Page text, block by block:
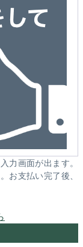
力画面が出ます。
お支払い完了後、